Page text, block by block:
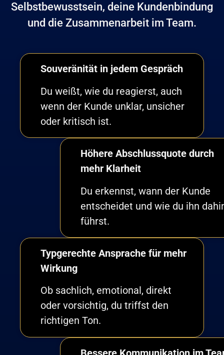
Selbstbewusstsein, deine Kundenbindung
und die Zusammenarbeit im Team.
Souveränität in jedem Gespräch
Du weißt, wie du reagierst, auch
wenn der Kunde unklar, unsicher
oder kritisch ist.
Höhere Abschlussquote durch
mehr Klarheit
Du erkennst, wann der Kunde
entscheidet und wie du ihn
führst.
Typgerechte Ansprache für mehr
Wirkung
Ob sachlich, emotional, direkt
oder vorsichtig, du triffst den
richtigen Ton.